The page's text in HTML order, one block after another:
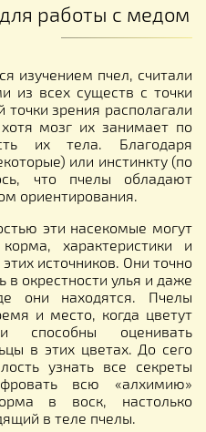
работы с медом
изучением пчел, считали
из всех существ с точки
точки зрения располагали
мозг их занимает по
их тела. Благодаря
или инстинкту (по
что пчелы обладают
ориентирования.
эти насекомые могут
характеристики и
источников. Они точно
в окрестности улья и даже
они находятся. Пчелы
и место, когда цветут
способны оценивать
в этих цветах. До сего
узнать все секреты
всю «алхимию»
в воск, настолько
в теле пчелы.